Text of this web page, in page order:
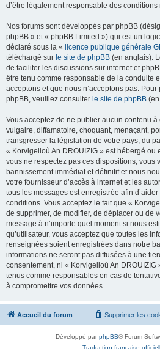
d’être légalement responsable des
Nos forums sont développés par phpBB
phpBB » et « phpBB Limited ») qui est un
déclaré sous la « licence publique générale
téléchargé sur le site de phpBB (en anglais).
de faciliter les discussions sur internet et
être tenu comme responsable de la conduite
acceptons et que nous n’acceptons pas.
phpBB, veuillez consulter le site de phpBB
Vous acceptez de ne publier aucun contenu
vulgaire, diffamatoire, choquant, menaçant,
transgresser la législation de votre pays, du
« Korvigelloù An DROUIZIG » est hébergé ou
vous ne respectez pas ces dispositions, vous
bannissement immédiat et définitif et nous
votre fournisseur d’accès à internet et les
tous les messages est enregistrée afin
conditions. Vous acceptez le fait que «
de supprimer, de modifier, de déplacer ou de
message à n’importe quel moment si nous
qu’utilisateur, vous acceptez que toutes les
renseignées soient enregistrées dans notre
informations ne seront pas diffusées à une
consentement, ni « Korvigelloù An DROUIZIG
tenus comme responsables en cas de
à compromettre vos données.
Accueil du forum Supprimer les
Développé parphpBB® Forum
Traduction française